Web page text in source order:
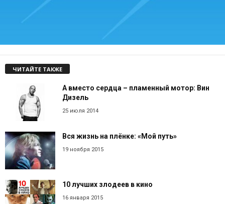
ЧИТАЙТЕ ТАКЖЕ
А вместо сердца – пламенный мотор: Вин
Дизель
25 июля 2014
Вся жизнь на плёнке: «Мой путь»
19 ноября 2015
10 лучших злодеев в кино
16 января 2015